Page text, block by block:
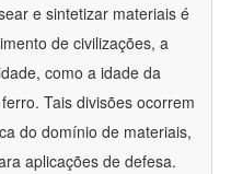
e sintetizar materiais é
de civilizações, a
como a idade da
Tais divisões ocorrem
do domínio de materiais,
aplicações de defesa.